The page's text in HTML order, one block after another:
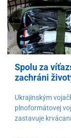
Spolu za
zachráni
Ukrajinským
plnoformátovej
zastavuje